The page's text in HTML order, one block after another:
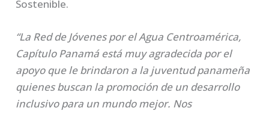
Sostenible.
“La Red de Jóvenes por el Agua Centroamérica,
Capítulo Panamá está muy agradecida por el
apoyo que le brindaron a la juventud panameña
quienes buscan la promoción de un desarrollo
inclusivo para un mundo mejor. Nos